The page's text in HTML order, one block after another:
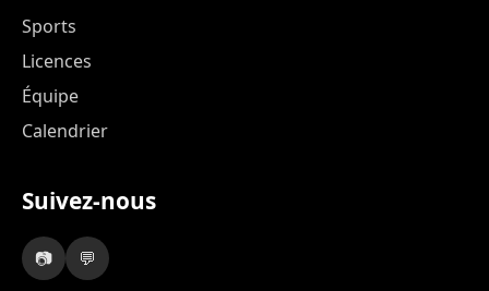
Sports
Licences
Équipe
Calendrier
Suivez-nous
📷 💬